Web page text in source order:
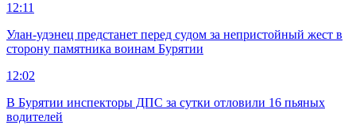
12:11
Улан-удэнец предстанет перед судом за непристойный жест в
сторону памятника воинам Бурятии
12:02
В Бурятии инспекторы ДПС за сутки отловили 16 пьяных
водителей